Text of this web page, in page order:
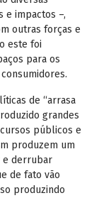
e impactos –,
outras forças e
este foi
para os
de “arrasa
grandes
públicos e
produzem um
e derrubar
de fato vão
produzindo